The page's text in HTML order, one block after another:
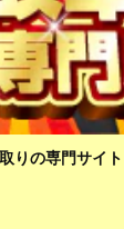
りの専門サイ